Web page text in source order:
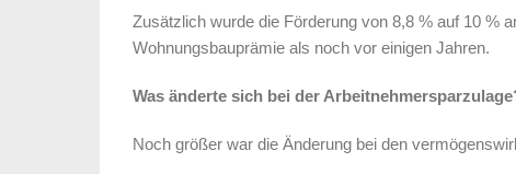
Zusätzlich wurde die Förderung von 8,8 % auf 10 %
Wohnungsbauprämie als noch vor einigen Jahren.
Was änderte sich bei der
Noch größer war die Änderung bei den